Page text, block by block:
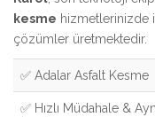
kesme hizmetlerinizde
çözümler üretmektedir.
✅ Adalar Asfalt Kesme
✅ Hızlı Müdahale &